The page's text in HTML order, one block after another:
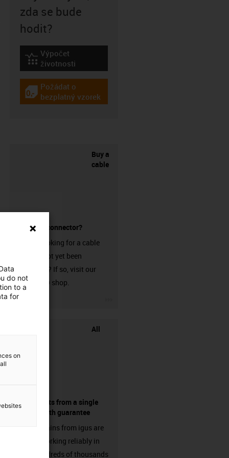
zda se bude
hodit?
igus-icon-lebensdauerrechner
Výpočet
životnosti
igus-icon-gratismuster
Požádat o
bezplatný vzorek
Buy a
cable
without a connector?
Are you looking for a cable
that has not yet been
harnessed? If so, visit our
chainflex® shop.
All
components from a single
source - with guarantee
Energy chains from igus are
already working reliably in
many hundreds of thousands
do not
to a
for
on